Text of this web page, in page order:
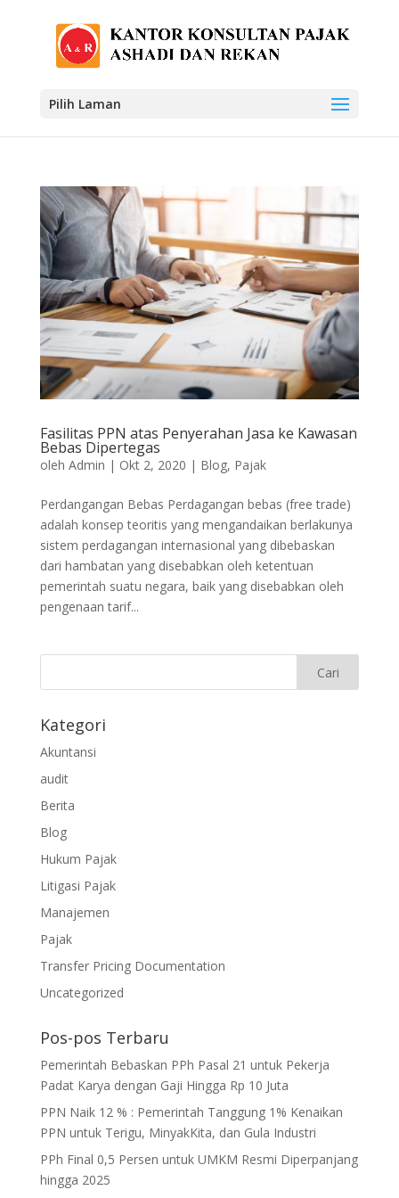
Pilih Laman
Fasilitas PPN atas Penyerahan Jasa ke Kawasan
Bebas Dipertegas
oleh Admin | Okt 2, 2020 | Blog, Pajak
Perdangangan Bebas Perdagangan bebas (free trade)
adalah konsep teoritis yang mengandaikan berlakunya
sistem perdagangan internasional yang dibebaskan
dari hambatan yang disebabkan oleh ketentuan
pemerintah suatu negara, baik yang disebabkan oleh
pengenaan tarif...
Kategori
Akuntansi
audit
Berita
Blog
Hukum Pajak
Litigasi Pajak
Manajemen
Pajak
Transfer Pricing Documentation
Uncategorized
Pos-pos Terbaru
Pemerintah Bebaskan PPh Pasal 21 untuk Pekerja
Padat Karya dengan Gaji Hingga Rp 10 Juta
PPN Naik 12 % : Pemerintah Tanggung 1% Kenaikan
PPN untuk Terigu, MinyakKita, dan Gula Industri
PPh Final 0,5 Persen untuk UMKM Resmi Diperpanjang
hingga 2025